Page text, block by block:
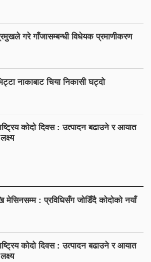
गरे गाँजासम्बन्धी विधेयक प्रमाणीकरण
नाकाबाट चिया निकासी घट्दो
कोदो दिवस : उत्पादन बढाउने र आयात
मेसिनसम्म : प्रविधिसँग जोडिँदै कोदोको नयाँ
कोदो दिवस : उत्पादन बढाउने र आयात